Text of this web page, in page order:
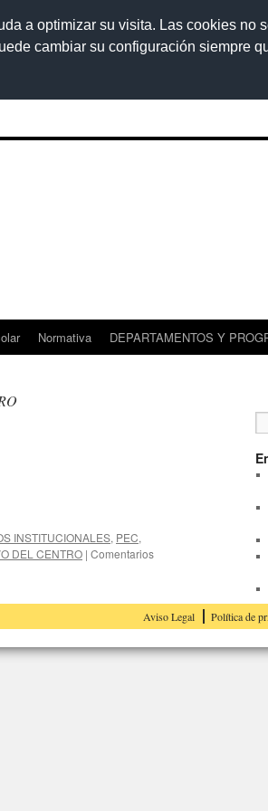
a optimizar su visita. Las cookies no
cambiar su configuración siempre
Normativa DEPARTAMENTOS Y
INSTITUCIONALES, PEC,
DEL CENTRO | Comentarios
Aviso Legal Política de